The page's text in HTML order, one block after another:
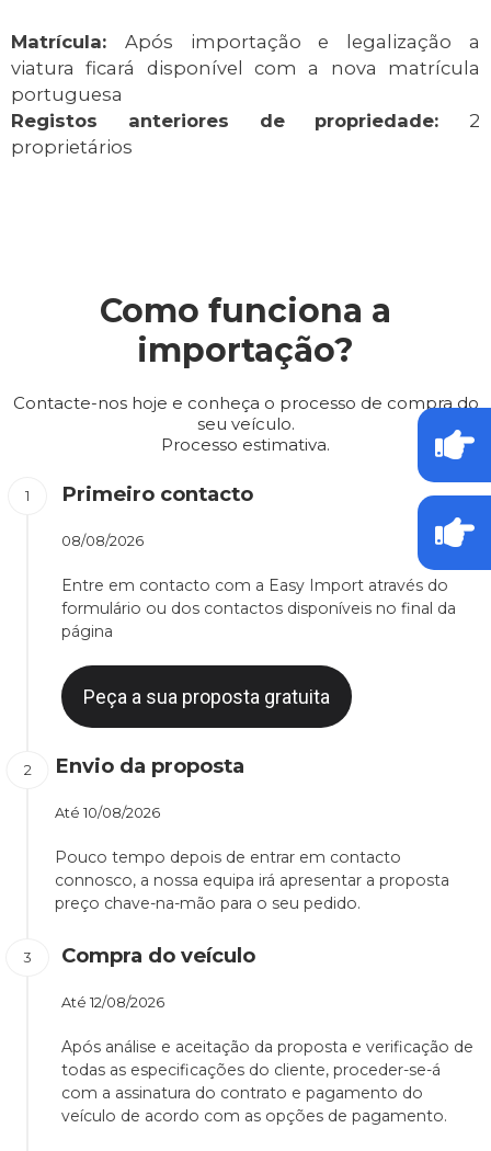
Matrícula: Após importação e legalização a
viatura ficará disponível com a nova matrícula
portuguesa
Registos anteriores de propriedade: 2
proprietários
Como funciona a
importação?
Contacte-nos hoje e conheça o processo de compra do
seu veículo.
Processo estimativa.
Primeiro contacto
08/08/2026
Entre em contacto com a Easy Import através do
formulário ou dos contactos disponíveis no final da
página
Peça a sua proposta gratuita
Envio da proposta
Até 10/08/2026
Pouco tempo depois de entrar em contacto
connosco, a nossa equipa irá apresentar a proposta
preço chave-na-mão para o seu pedido.
Compra do veículo
Até 12/08/2026
Após análise e aceitação da proposta e verificação de
todas as especificações do cliente, proceder-se-á
com a assinatura do contrato e pagamento do
veículo de acordo com as opções de pagamento.